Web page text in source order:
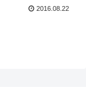
2016.08.22